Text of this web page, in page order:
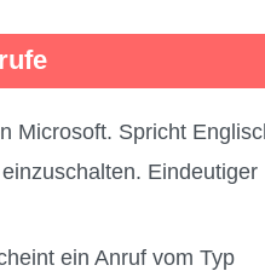
Microsoft. Spricht
Eindeutiger
ein Anruf vom Typ